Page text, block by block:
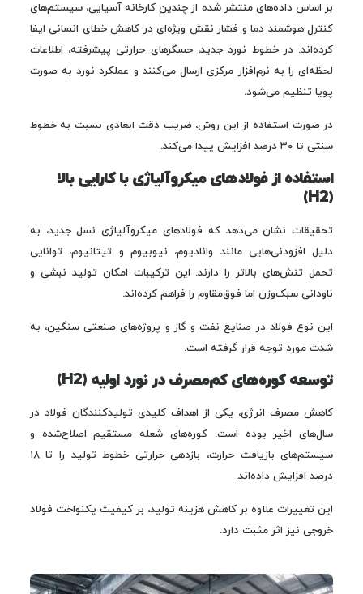
بر اساس داده‌های منتشر شده از چندین کارخانه آسیایی، سیستم‌های
کنترل هوشمند دما و فشار نقش ویژه‌ای در کاهش خطای انسانی ایفا
کرده‌اند. در خطوط نورد جدید، حسگرهای حرارتی پیشرفته، اطلاعات
لحظه‌ای را به نرم‌افزار مرکزی ارسال می‌کنند و عملکرد نورد به صورت
پویا تنظیم می‌شود.
در صورت استفاده از این روش، ضریب دقت ابعادی نسبت به خطوط
سنتی تا ۳۰ درصد افزایش پیدا می‌کند.
استفاده از فولادهای میکروآلیاژی با کارایی بالا
(H2)
تحقیقات نشان می‌دهد که فولادهای میکروآلیاژی نسل جدید، به
دلیل افزودنی‌هایی مانند وانادیوم، نیوبیوم و تیتانیوم، توانایی
تحمل تنش‌های بالاتر را دارند. این ترکیبات امکان تولید نبشی و
ناودانی سبک‌وزن اما فوق‌مقاوم را فراهم کرده‌اند.
این نوع فولاد در صنایع نفت و گاز و پروژه‌های صنعتی سنگین، به
شدت مورد توجه قرار گرفته است.
توسعه کوره‌های کم‌مصرف در نورد اولیه (H2)
کاهش مصرف انرژی، یکی از اهداف کلیدی تولیدکنندگان فولاد در
سال‌های اخیر بوده است. کوره‌های شعله مستقیم اصلاح‌شده و
سیستم‌های بازیافت حرارت، بازدهی حرارتی خطوط تولید را تا ۱۸
درصد افزایش داده‌اند.
این تغییرات علاوه بر کاهش هزینه تولید، بر کیفیت یکنواخت فولاد
خروجی نیز اثر مثبت دارد.